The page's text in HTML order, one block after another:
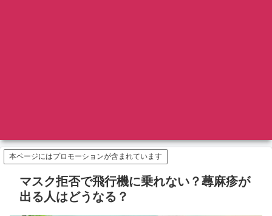
本ページにはプロモーションが含まれています
マスク拒否で飛行機に乗れない？蕁麻疹が
出る人はどうなる？